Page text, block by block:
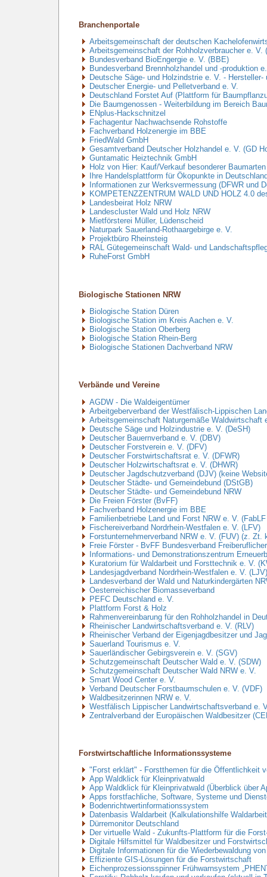
Branchenportale
Arbeitsgemeinschaft der deutschen
Arbeitsgemeinschaft der Rohholzverbraucher e. V.
Bundesverband BioEngergie e. V. (BBE)
Bundesverband Brennholzhandel und -produktion
Deutsche Säge- und Holzindstrie e. V. - Hersteller-
Deutscher Energie- und Pelletverband e. V.
Deutschland Forstet Auf (Plattform für
Die Baumgenossen - Weiterbildung im Bereich
ENplus-Hackschnitzel
Fachagentur Nachwachsende Rohstoffe
Fachverband Holzenergie im BBE
FriedWald GmbH
Gesamtverband Deutscher Holzhandel e. V. (GD
Guntamatic Heiztechnik GmbH
Holz von Hier: Kauf/Verkauf besonderer
Ihre Handelsplattform für Ökopunkte in
Informationen zur Werksvermessung (DFWR und
KOMPETENZZENTRUM WALD UND HOLZ 4.0
Landesbeirat Holz NRW
Landescluster Wald und Holz NRW
Mietförsterei Müller, Lüdenscheid
Naturpark Sauerland-Rothaargebirge e. V.
Projektbüro Rheinsteig
RAL Gütegemeinschaft Wald- und
RuheForst GmbH
Biologische Stationen NRW
Biologische Station Düren
Biologische Station im Kreis Aachen e. V.
Biologische Station Oberberg
Biologische Station Rhein-Berg
Biologische Stationen Dachverband NRW
Verbände und Vereine
AGDW - Die Waldeigentümer
Arbeitgeberverband der Westfälisch-Lippischen
Arbeitsgemeinschaft Naturgemäße Waldwirtschaft
Deutsche Säge und Holzindustrie e. V. (DeSH)
Deutscher Bauernverband e. V. (DBV)
Deutscher Forstverein e. V. (DFV)
Deutscher Forstwirtschaftsrat e. V. (DFWR)
Deutscher Holzwirtschaftsrat e. V. (DHWR)
Deutscher Jagdschutzverband (DJV) (keine
Deutscher Städte- und Gemeindebund (DStGB)
Deutscher Städte- und Gemeindebund NRW
Die Freien Förster (BvFF)
Fachverband Holzenergie im BBE
Familienbetriebe Land und Forst NRW e. V.
Fischereiverband Nordrhein-Westfalen e. V. (LFV)
Forstunternehmerverband NRW e. V. (FUV) (z. Zt.
Freie Förster - BvFF Bundesverband
Informations- und Demonstrationszentrum
Kuratorium für Waldarbeit und Forsttechnik e. V.
Landesjagdverband Nordrhein-Westfalen e. V.
Landesverband der Wald und Naturkindergärten
Oesterreichischer Biomasseverband
PEFC Deutschland e. V.
Plattform Forst & Holz
Rahmenvereinbarung für den Rohholzhandel in
Rheinischer Landwirtschaftsverband e. V. (RLV)
Rheinischer Verband der Eigenjagdbesitzer und
Sauerland Tourismus e. V.
Sauerländischer Gebirgsverein e. V. (SGV)
Schutzgemeinschaft Deutscher Wald e. V. (SDW)
Schutzgemeinschaft Deutscher Wald NRW e. V.
Smart Wood Center e. V.
Verband Deutscher Forstbaumschulen e. V. (VDF)
Waldbesitzerinnen NRW e. V.
Westfälisch Lippischer Landwirtschaftsverband e.
Zentralverband der Europäischen Waldbesitzer
Forstwirtschaftliche Informationssysteme
"Forst erklärt" - Forstthemen für die Öffentlichkeit
App Waldklick für Kleinprivatwald
App Waldklick für Kleinprivatwald (Überblick über
Apps forstfachliche, Software, Systeme und
Bodenrichtwertinformationssystem
Datenbasis Waldarbeit (Kalkulationshilfe
Dürremonitor Deutschland
Der virtuelle Wald - Zukunfts-Plattform für die
Digitale Hilfsmittel für Waldbesitzer und
Digitale Informationen für die Wiederbewaldung
Effiziente GIS-Lösungen für die Forstwirtschaft
Eichenprozessionsspinner Frühwarnsystem